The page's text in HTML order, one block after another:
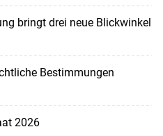
bringt drei neue Blickwinkel
Bestimmungen
2026